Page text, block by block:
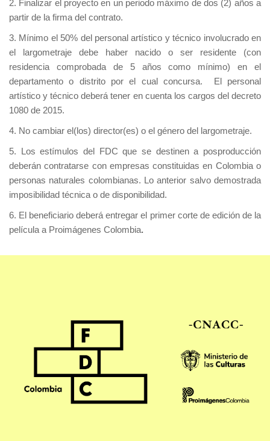
2. Finalizar el proyecto en un periodo máximo de dos (2) años a
partir de la firma del contrato.
3. Mínimo el 50% del personal artístico y técnico involucrado en
el largometraje debe haber nacido o ser residente (con
residencia comprobada de 5 años como mínimo) en el
departamento o distrito por el cual concursa. El personal
artístico y técnico deberá tener en cuenta los cargos del decreto
1080 de 2015.
4. No cambiar el(los) director(es) o el género del largometraje.
5. Los estímulos del FDC que se destinen a posproducción
deberán contratarse con empresas constituidas en Colombia o
personas naturales colombianas. Lo anterior salvo demostrada
imposibilidad técnica o de disponibilidad.
6. El beneficiario deberá entregar el primer corte de edición de la
película a Proimágenes Colombia.